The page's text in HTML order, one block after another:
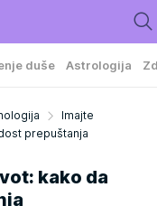
duše Astrologija
Imajte
prepuštanja
kako da